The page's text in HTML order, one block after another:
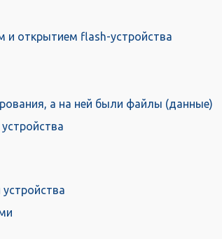
и открытием flash-устройства
а на ней были файлы (данные)